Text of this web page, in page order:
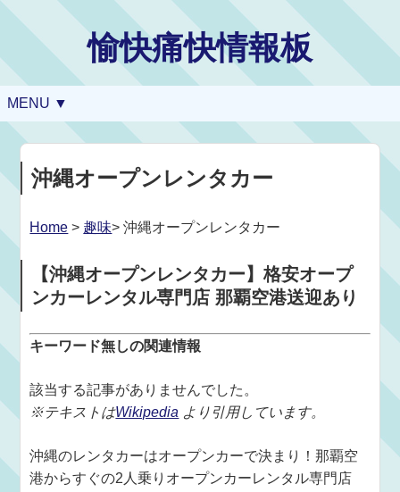
愉快痛快情報板
MENU ▼
沖縄オープンレンタカー
Home > 趣味> 沖縄オープンレンタカー
【沖縄オープンレンタカー】格安オープ
ンカーレンタル専門店 那覇空港送迎あり
キーワード無しの関連情報
該当する記事がありませんでした。
※テキストはWikipedia より引用しています。
沖縄のレンタカーはオープンカーで決まり！那覇空
港からすぐの2人乗りオープンカーレンタル専門店